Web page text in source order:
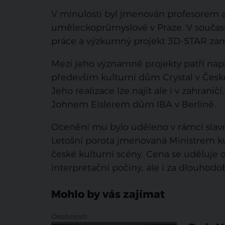
V minulosti byl jmenován profesorem
uměleckoprůmyslové v Praze. V
práce a výzkumný projekt 3D-STAR
Mezi jeho významné projekty patří
především kulturní dům Crystal v
Jeho realizace lze najít ale i v
Johnem Eislerem dům IBA v Berlíně.
Ocenění mu bylo uděleno v rámci
Letošní porota jmenovaná Ministrem
české kulturní scény. Cena se
interpretační počiny, ale i za
Mohlo by vás zajímat